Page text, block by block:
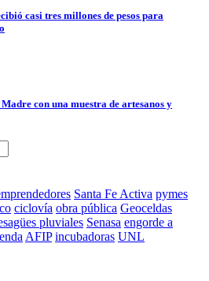
casi tres millones de pesos para
con una muestra de artesanos y
Santa Fe Activa pymes
ciclovía obra pública Geoceldas
pluviales Senasa engorde a
AFIP incubadoras UNL